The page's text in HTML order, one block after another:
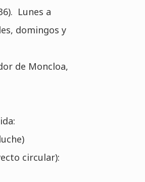
Lunes a
domingos y
de Moncloa,
circular):